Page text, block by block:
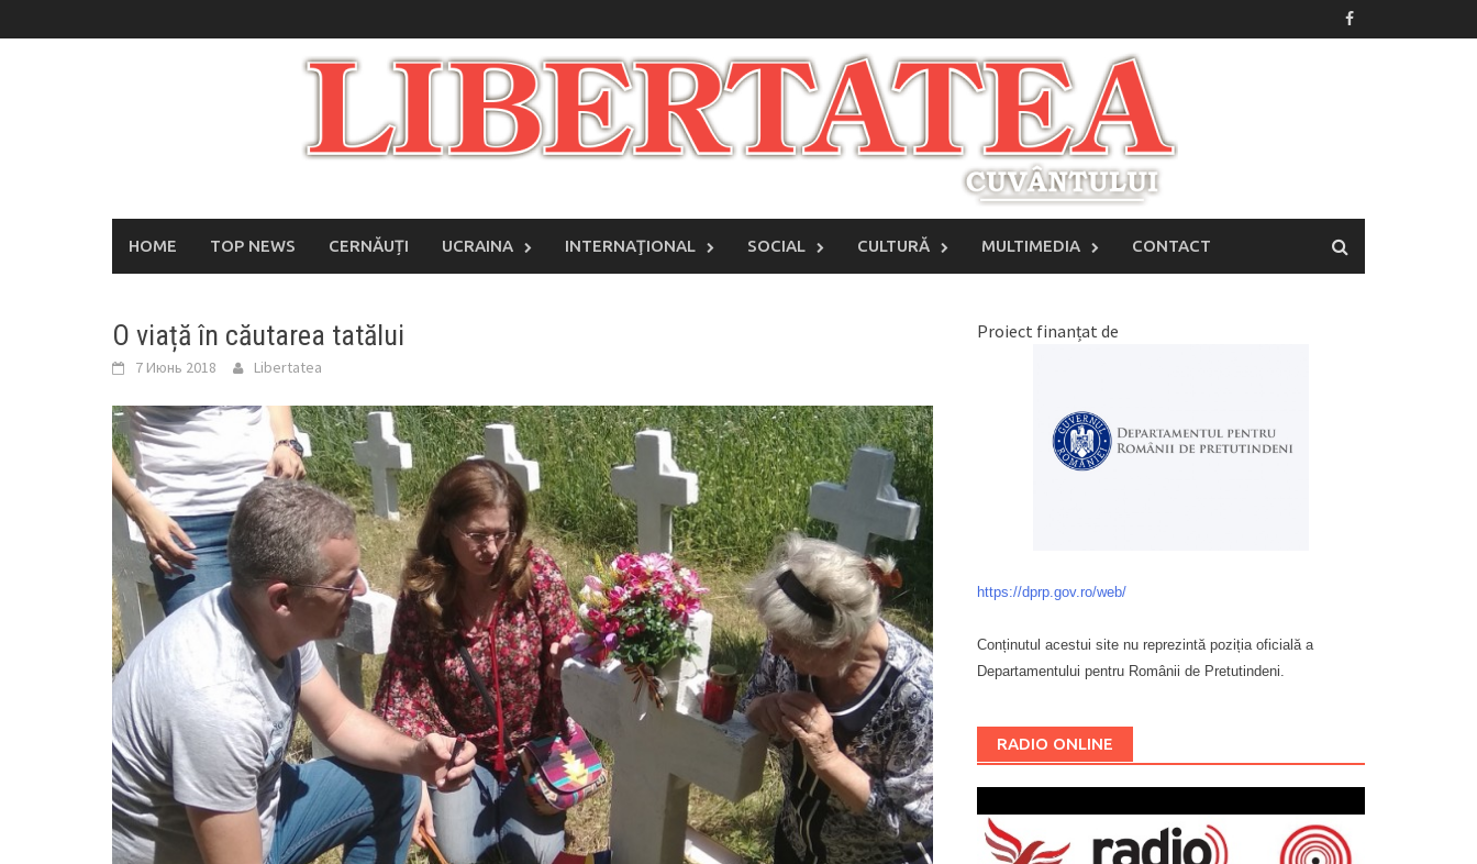
to
HOME TOP NEWS CERNĂUȚI UCRAINA INTERNAŢIONAL SOCIAL CULTURĂ MULTIMEDIA CONTACT
O viață în căutarea tatălui
7 Июнь 2018 Libertatea
Proiect finanțat de
https://dprp.gov.ro/web/
Conținutul acestui site nu reprezintă poziția oficială a
Departamentului pentru Românii de Pretutindeni.
RADIO ONLINE